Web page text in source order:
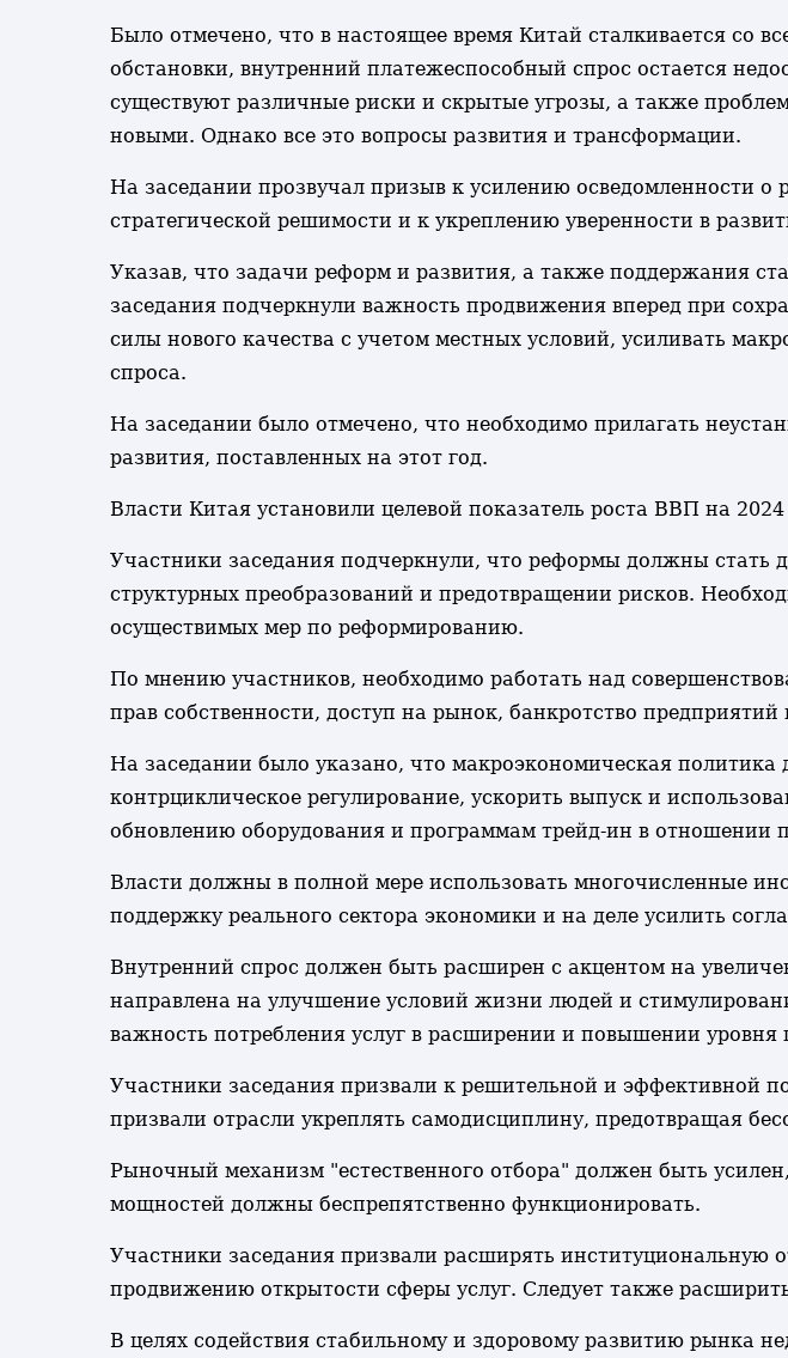
Было отмечено, что в настоящее время Китай сталкивается со
обстановки, внутренний платежеспособный спрос остается
существуют различные риски и скрытые угрозы, а также
новыми. Однако все это вопросы развития и трансформации.
На заседании прозвучал призыв к усилению осведомленности
стратегической решимости и к укреплению уверенности в
Указав, что задачи реформ и развития, а также поддержания
заседания подчеркнули важность продвижения вперед при
силы нового качества с учетом местных условий, усиливать
спроса.
На заседании было отмечено, что необходимо прилагать
развития, поставленных на этот год.
Власти Китая установили целевой показатель роста ВВП на
Участники заседания подчеркнули, что реформы должны стать
структурных преобразований и предотвращении рисков.
осуществимых мер по реформированию.
По мнению участников, необходимо работать над
прав собственности, доступ на рынок, банкротство предприятий
На заседании было указано, что макроэкономическая
контрциклическое регулирование, ускорить выпуск и
обновлению оборудования и программам трейд-ин в отношении
Власти должны в полной мере использовать многочисленные
поддержку реального сектора экономики и на деле усилить
Внутренний спрос должен быть расширен с акцентом на
направлена на улучшение условий жизни людей и
важность потребления услуг в расширении и повышении уровня
Участники заседания призвали к решительной и эффективной
призвали отрасли укреплять самодисциплину, предотвращая
Рыночный механизм "естественного отбора" должен быть
мощностей должны беспрепятственно функционировать.
Участники заседания призвали расширять институциональную
продвижению открытости сферы услуг. Следует также
В целях содействия стабильному и здоровому развитию рынка